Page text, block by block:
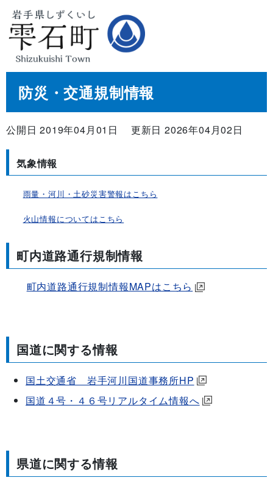
防災・交通規制情報
公開日 2019年04月01日 更新日 2026年04月02日
気象情報
雨量・河川・土砂災害警報はこちら
火山情報についてはこちら
町内道路通行規制情報
町内道路通行規制情報MAPはこちら
国道に関する情報
国土交通省 岩手河川国道事務所HP
国道４号・４６号リアルタイム情報へ
県道に関する情報